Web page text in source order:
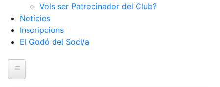
Vols ser Patrocinador del Club?
Notícies
Inscripcions
El Godó del Soci/a